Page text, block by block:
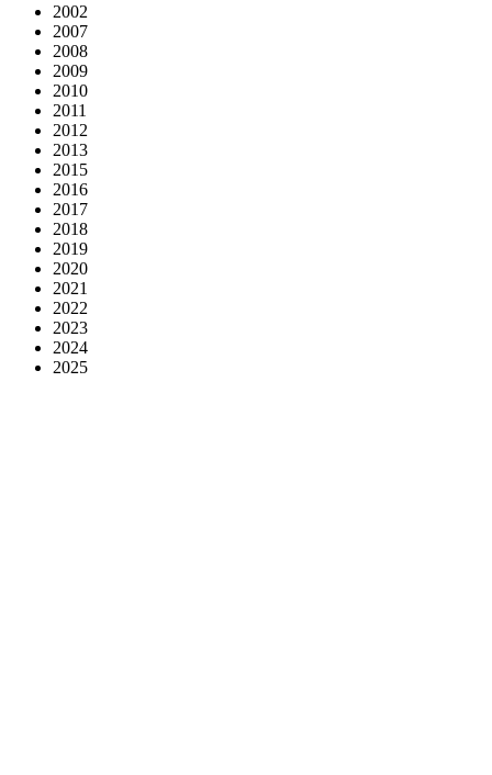
2002
2007
2008
2009
2010
2011
2012
2013
2015
2016
2017
2018
2019
2020
2021
2022
2023
2024
2025